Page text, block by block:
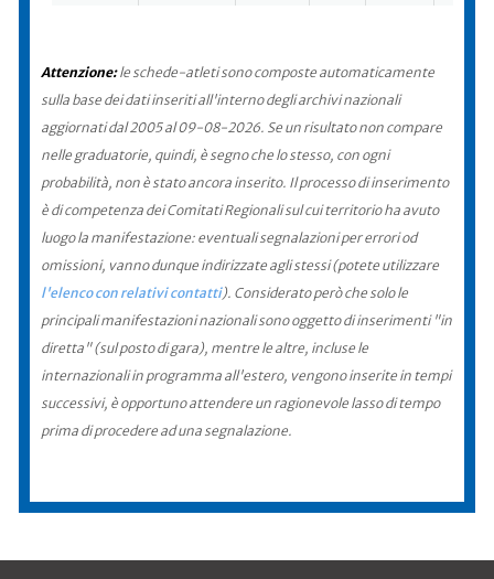
Attenzione:le schede-atleti sono composte automaticamente
sulla base dei dati inseriti all'interno degli archivi nazionali
aggiornati dal 2005 al 09-08-2026. Se un risultato non compare
nelle graduatorie, quindi, è segno che lo stesso, con ogni
probabilità, non è stato ancora inserito. Il processo di inserimento
è di competenza dei Comitati Regionali sul cui territorio ha avuto
luogo la manifestazione: eventuali segnalazioni per errori od
omissioni, vanno dunque indirizzate agli stessi (potete utilizzare
l'elenco con relativi contatti). Considerato però che solo le
principali manifestazioni nazionali sono oggetto di inserimenti "in
diretta" (sul posto di gara), mentre le altre, incluse le
internazionali in programma all'estero, vengono inserite in tempi
successivi, è opportuno attendere un ragionevole lasso di tempo
prima di procedere ad una segnalazione.